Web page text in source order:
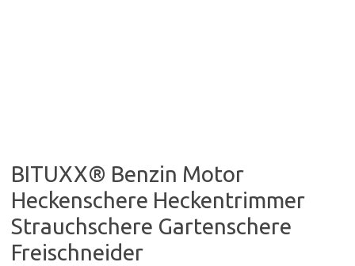
BITUXX® Benzin Motor
Heckenschere Heckentrimmer
Strauchschere Gartenschere
Freischneider